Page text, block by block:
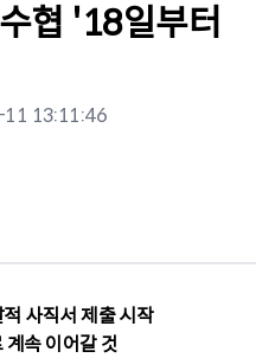
협 '18일부터
13:11:46
사직서 제출 시작
계속 이어갈 것